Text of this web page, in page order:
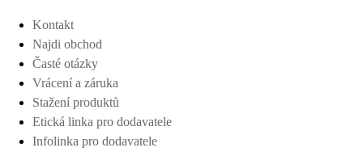
Kontakt
Najdi obchod
Časté otázky
Vrácení a záruka
Stažení produktů
Etická linka pro dodavatele
Infolinka pro dodavatele